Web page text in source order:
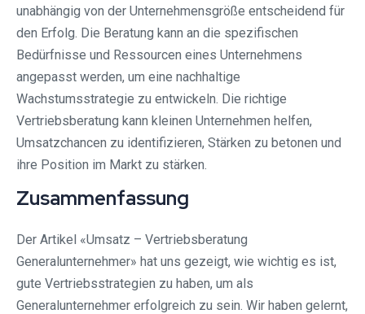
unabhängig von der Unternehmensgröße entscheidend für
den Erfolg. Die Beratung kann an die spezifischen
Bedürfnisse und Ressourcen eines Unternehmens
angepasst werden, um eine nachhaltige
Wachstumsstrategie zu entwickeln. Die richtige
Vertriebsberatung kann kleinen Unternehmen helfen,
Umsatzchancen zu identifizieren, Stärken zu betonen und
ihre Position im Markt zu stärken.
Zusammenfassung
Der Artikel «Umsatz – Vertriebsberatung
Generalunternehmer» hat uns gezeigt, wie wichtig es ist,
gute Vertriebsstrategien zu haben, um als
Generalunternehmer erfolgreich zu sein. Wir haben gelernt,